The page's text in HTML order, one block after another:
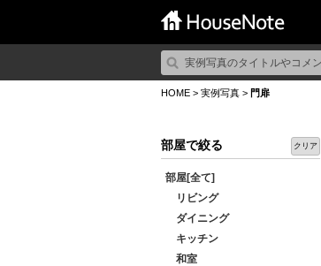
HOME > 実例写真 > 門扉
部屋で絞る クリア
部屋[全て]
リビング
ダイニング
キッチン
和室